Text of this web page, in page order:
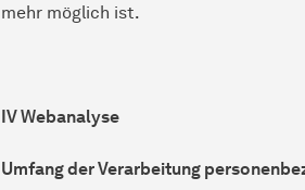
mehr möglich ist.
IV Webanalyse
Umfang der Verarbeitung